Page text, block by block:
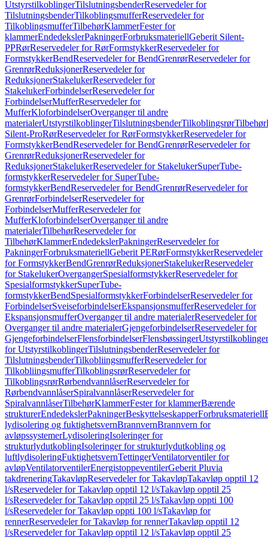
UtstyrstilkoblingerTilslutningsbenderReservedeler for
TilslutningsbenderTilkoblingsmufferReservedeler for
TilkoblingsmufferTilbehørKlammerFester for
klammerEndedekslerPakningerForbruksmateriellGeberit Silent-
PPRørReservedeler for RørFormstykkerReservedeler for
FormstykkerBendReservedeler for BendGrenrørReservedeler for
GrenrørReduksjonerReservedeler for
ReduksjonerStakelukerReservedeler for
StakelukerForbindelserReservedeler for
ForbindelserMufferReservedeler for
MufferKloforbindelserOverganger til andre
materialerUtstyrstilkoblingerTilslutningsbenderTilkoblingsrørTilbehør
Silent-ProRørReservedeler for RørFormstykkerReservedeler for
FormstykkerBendReservedeler for BendGrenrørReservedeler for
GrenrørReduksjonerReservedeler for
ReduksjonerStakelukerReservedeler for StakelukerSuperTube-
formstykkerReservedeler for SuperTube-
formstykkerBendReservedeler for BendGrenrørReservedeler for
GrenrørForbindelserReservedeler for
ForbindelserMufferReservedeler for
MufferKloforbindelserOverganger til andre
materialerTilbehørReservedeler for
TilbehørKlammerEndedekslerPakningerReservedeler for
PakningerForbruksmateriellGeberit PERørFormstykkerReservedeler
for FormstykkerBendGrenrørReduksjonerStakelukerReservedeler
for StakelukerOvergangerSpesialformstykkerReservedeler for
SpesialformstykkerSuperTube-
formstykkerBendSpesialformstykkerForbindelserReservedeler for
ForbindelserSveiseforbindelserEkspansjonsmufferReservedeler for
EkspansjonsmufferOverganger til andre materialerReservedeler for
Overganger til andre materialerGjengeforbindelserReservedeler for
GjengeforbindelserFlensforbindelserFlensbøssingerUtstyrstilkoblinger
for UtstyrstilkoblingerTilslutningsbenderReservedeler for
TilslutningsbenderTilkobliingsmufferReservedeler for
TilkobliingsmufferTilkoblingsrørReservedeler for
TilkoblingsrørRørbendvannlåserReservedeler for
RørbendvannlåserSpiralvannlåserReservedeler for
SpiralvannlåserTilbehørKlammerFester for klammerBærende
strukturerEndedekslerPakningerBeskyttelseskapperForbruksmateriell
lydisolering og fuktighetsvernBrannvernBrannvern for
avløpssystemerLydisoleringIsoleringer for
strukturlydutkoblingIsoleringer for strukturlydutkobling og
luftlydisoleringFuktighetsvernTettingerVentilatorventiler for
avløpVentilatorventilerEnergistoppeventilerGeberit Pluvia
takdreneringTakavløpReservedeler for TakavløpTakavløp opptil 12
l/sReservedeler for Takavløp opptil 12 l/sTakavløp opptil 25
l/sReservedeler for Takavløp opptil 25 l/sTakavløp oppti 100
l/sReservedeler for Takavløp oppti 100 l/sTakavløp for
rennerReservedeler for Takavløp for rennerTakavløp opptil 12
l/sReservedeler for Takavløp opptil 12 l/sTakavløp opptil 25